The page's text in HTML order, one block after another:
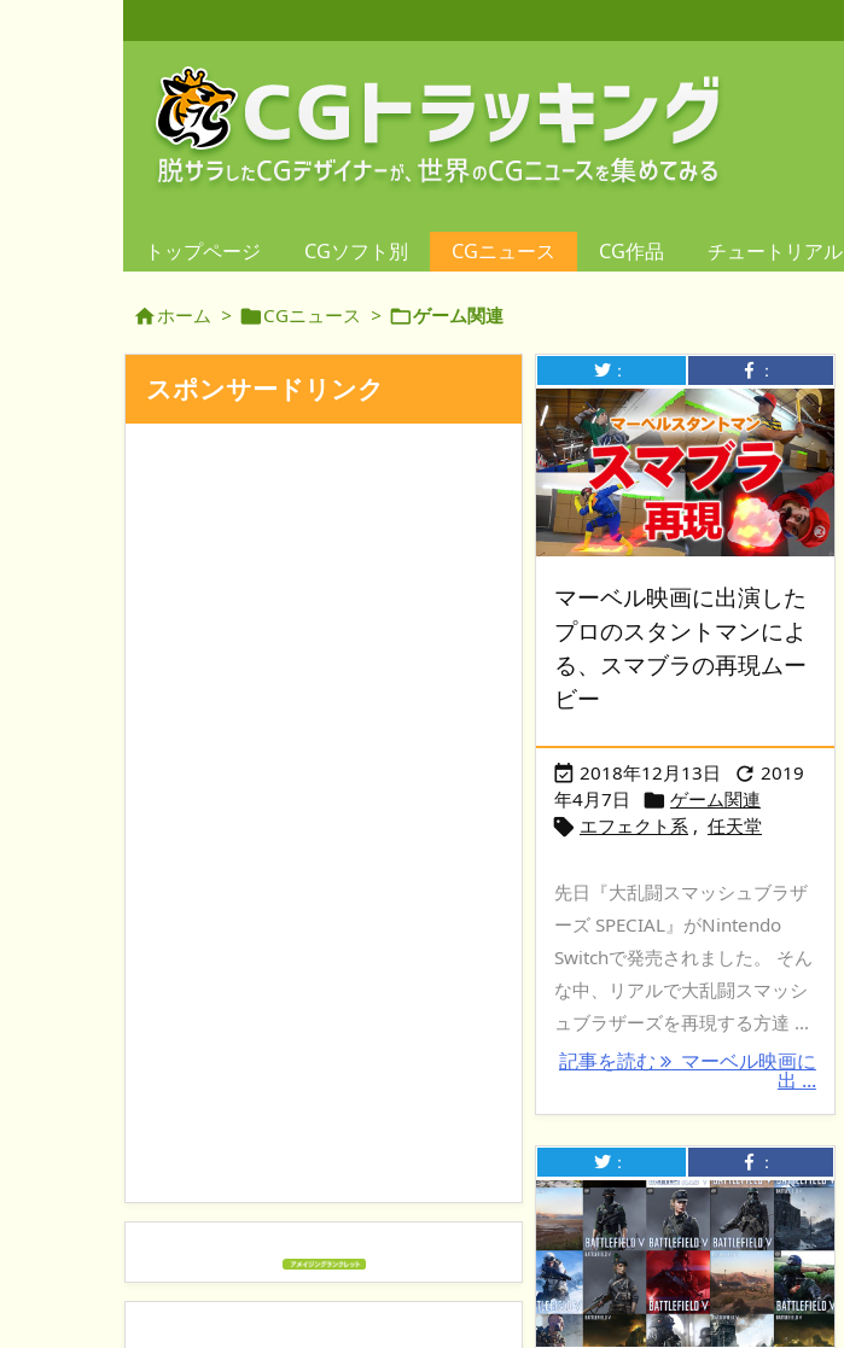
トップページ CGソフト別 CGニュース CG作品 チュートリアル
ホーム > CGニュース > ゲーム関連
： ：
マーベル映画に出演した
プロのスタントマンによ
る、スマブラの再現ムー
ビー
 2018年12月13日  2019
年4月7日
 ゲーム関連
 エフェクト系 , 任天堂
先日『大乱闘スマッシュブラザ
ーズ SPECIAL』がNintendo
Switchで発売されました。 そん
な中、リアルで大乱闘スマッシ
ュブラザーズを再現する方達 ...
記事を読む マーベル映画に
出 ...
： ：
スポンサードリンク